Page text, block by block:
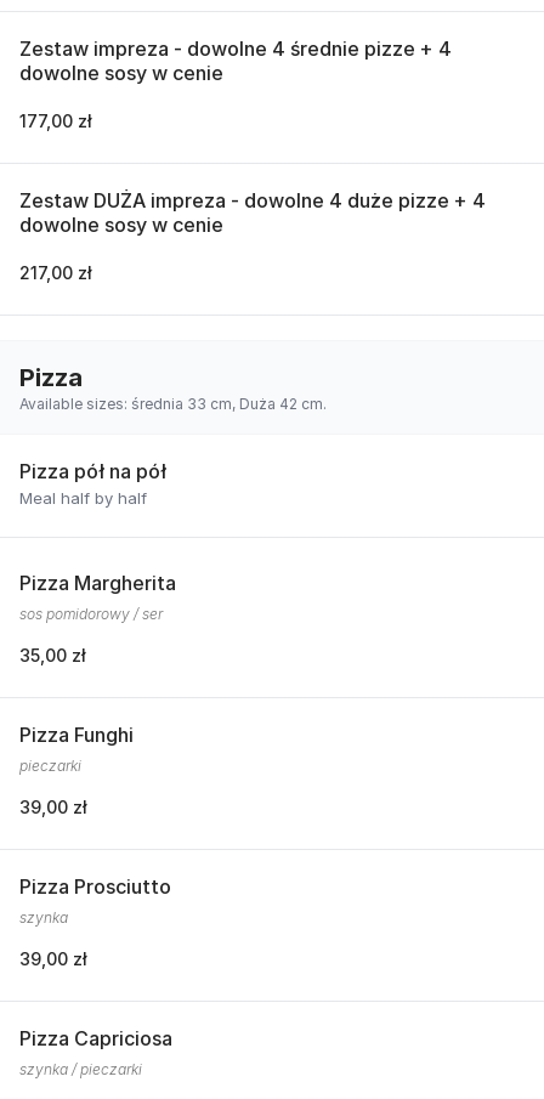
Zestaw impreza - dowolne 4 średnie pizze + 4
dowolne sosy w cenie
177,00 zł
Zestaw DUŻA impreza - dowolne 4 duże pizze + 4
dowolne sosy w cenie
217,00 zł
Pizza
Available sizes: średnia 33 cm, Duża 42 cm.
Pizza pół na pół
Meal half by half
Pizza Margherita
sos pomidorowy / ser
35,00 zł
Pizza Funghi
pieczarki
39,00 zł
Pizza Prosciutto
szynka
39,00 zł
Pizza Capriciosa
szynka / pieczarki